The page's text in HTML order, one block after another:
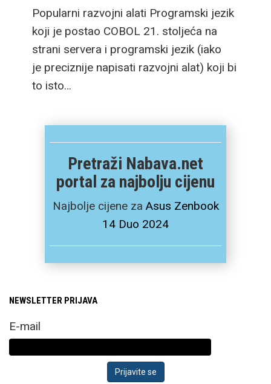
Popularni razvojni alati Programski jezik
koji je postao COBOL 21. stoljeća na
strani servera i programski jezik (iako
je preciznije napisati razvojni alat) koji bi
to isto…
Pretraži Nabava.net
portal za najbolju cijenu
Najbolje cijene za Asus Zenbook
14 Duo 2024
NEWSLETTER PRIJAVA
E-mail